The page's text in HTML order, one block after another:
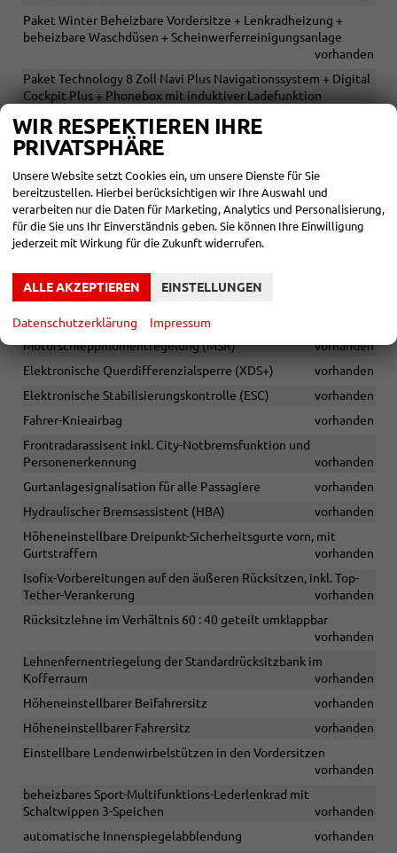
Paket Winter Beheizbare Vordersitze + Lenkradheizung +
beheizbare Waschdüsen + Scheinwerferreinigungsanlage
vorhanden
Paket Technology 8 Zoll Navi Plus Navigationssystem + Digital
Cockpit Plus + Phonebox mit induktiver Ladefunktion
Paket Licht & Sicht Matrix-LED-Hauptscheinwerfer + LED-
Ambientebeleuchtung sowie Fußraumbeleuchtung +
Dynamischer Fernlichtassistent (Dynamic Light Assist)
vorhanden
Sportline Sitzbezüge aus Stoff, Schwarz + Armaturentafel und
Türverkleidung Schwarz + Dekorleisten Piano-Black + Tür-
Dekor Carbon-Optik + Dachhimmel in Schwarz
Sportsitze vorn
Sitzbezüge Sportline Stoff schwarz
Kopfstützen vorne und hinten
Motorschleppmomentregelung (MSR)
vorhanden
Elektronische Querdifferenzialsperre (XDS+)
vorhanden
Elektronische Stabilisierungskontrolle (ESC)
vorhanden
Fahrer-Knieairbag
vorhanden
Frontradarassisent inkl. City-Notbremsfunktion und
Personenerkennung
vorhanden
Gurtanlagesignalisation für alle Passagiere
vorhanden
Hydraulischer Bremsassistent (HBA)
vorhanden
Höheneinstellbare Dreipunkt-Sicherheitsgurte vorn, mit
Gurtstraffern
vorhanden
Isofix-Vorbereitungen auf den äußeren Rücksitzen, inkl. Top-
Tether-Verankerung
vorhanden
Rücksitzlehne im Verhältnis 60 : 40 geteilt umklappbar
vorhanden
Lehnenfernentriegelung der Standardrücksitzbank im
Kofferraum
vorhanden
Höheneinstellbarer Beifahrersitz
vorhanden
Höheneinstellbarer Fahrersitz
vorhanden
Einstellbare Lendenwirbelstützen in den Vordersitzen
vorhanden
beheizbares Sport-Multifunktions-Lederlenkrad mit
Schaltwippen 3-Speichen
vorhanden
automatische Innenspiegelabblendung
vorhanden
WIR RESPEKTIEREN IHRE
PRIVATSPHÄRE
Unsere Website setzt Cookies ein, um unsere Dienste für Sie
bereitzustellen. Hierbei berücksichtigen wir Ihre Auswahl und
verarbeiten nur die Daten für Marketing, Analytics und Personalisierung,
für die Sie uns Ihr Einverständnis geben. Sie können Ihre Einwilligung
jederzeit mit Wirkung für die Zukunft widerrufen.
ALLE AKZEPTIEREN EINSTELLUNGEN
Datenschutzerklärung Impressum